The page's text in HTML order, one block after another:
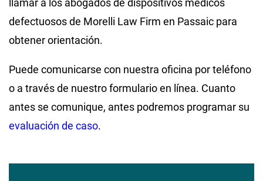
llamar a los abogados de dispositivos médicos
defectuosos de Morelli Law Firm en Passaic para
obtener orientación.
Puede comunicarse con nuestra oficina por teléfono
o a través de nuestro formulario en línea. Cuanto
antes se comunique, antes podremos programar su
evaluación de caso.